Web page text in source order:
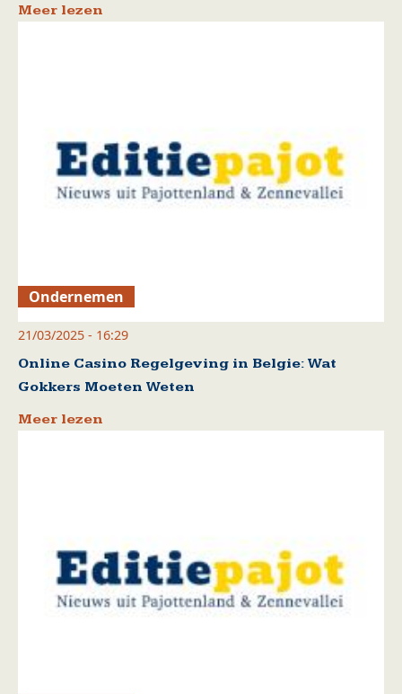
Meer lezen
Ondernemen
21/03/2025 - 16:29
Online Casino Regelgeving in Belgie: Wat
Gokkers Moeten Weten
Meer lezen